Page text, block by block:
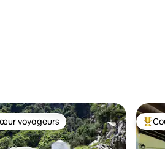
la base de 21 commentaires : 5 sur 5
voyageurs
voyageurs